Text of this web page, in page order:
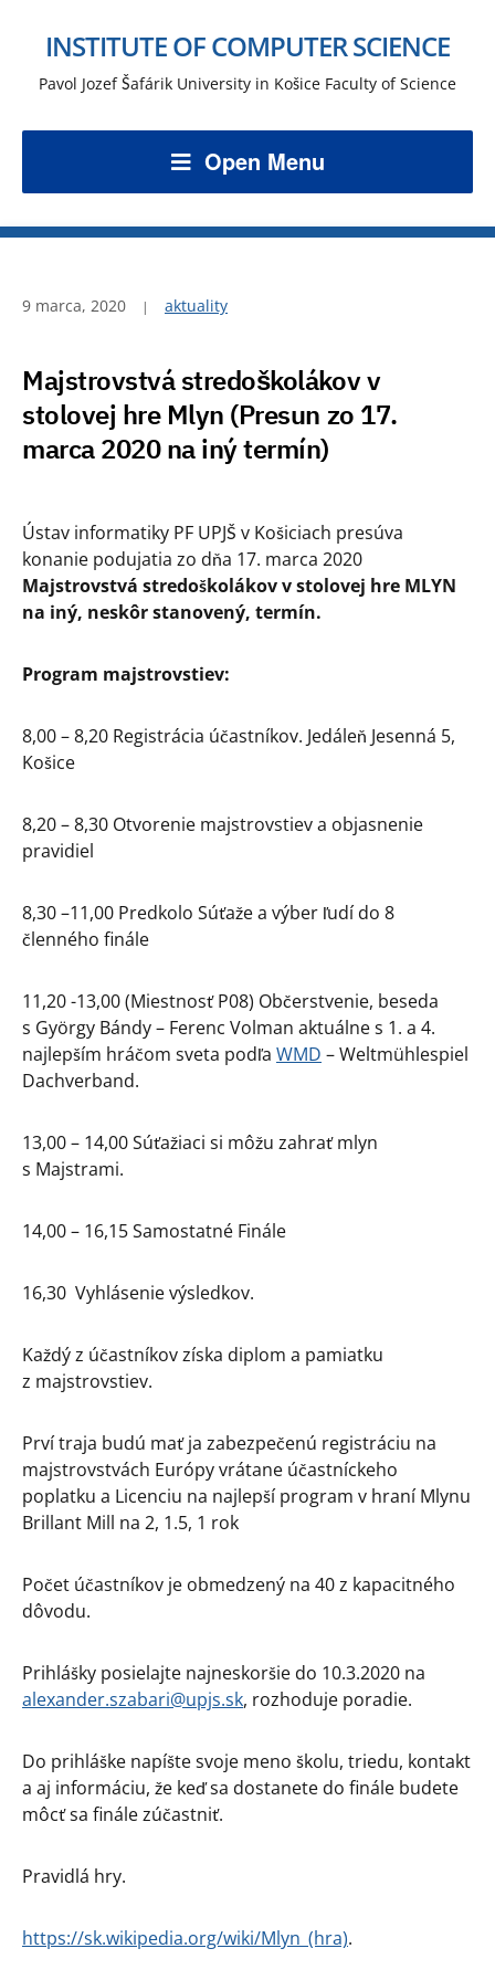
INSTITUTE OF COMPUTER SCIENCE
Pavol Jozef Šafárik University in Košice Faculty of Science
Open Menu
9 marca, 2020 aktuality
Majstrovstvá stredoškolákov v
stolovej hre Mlyn (Presun zo 17.
marca 2020 na iný termín)
Ústav informatiky PF UPJŠ v Košiciach presúva
konanie podujatia zo dňa 17. marca 2020
Majstrovstvá stredoškolákov v stolovej hre MLYN
na iný, neskôr stanovený, termín.
Program majstrovstiev:
8,00 – 8,20 Registrácia účastníkov. Jedáleň Jesenná 5,
Košice
8,20 – 8,30 Otvorenie majstrovstiev a objasnenie
pravidiel
8,30 –11,00 Predkolo Súťaže a výber ľudí do 8
členného finále
11,20 -13,00 (Miestnosť P08) Občerstvenie, beseda
s György Bándy – Ferenc Volman aktuálne s 1. a 4.
najlepším hráčom sveta podľa WMD – Weltmühlespiel
Dachverband.
13,00 – 14,00 Súťažiaci si môžu zahrať mlyn
s Majstrami.
14,00 – 16,15 Samostatné Finále
16,30 Vyhlásenie výsledkov.
Každý z účastníkov získa diplom a pamiatku
z majstrovstiev.
Prví traja budú mať ja zabezpečenú registráciu na
majstrovstvách Európy vrátane účastníckeho
poplatku a Licenciu na najlepší program v hraní Mlynu
Brillant Mill na 2, 1.5, 1 rok
Počet účastníkov je obmedzený na 40 z kapacitného
dôvodu.
Prihlášky posielajte najneskoršie do 10.3.2020 na
alexander.szabari@upjs.sk, rozhoduje poradie.
Do prihláške napíšte svoje meno školu, triedu, kontakt
a aj informáciu, že keď sa dostanete do finále budete
môcť sa finále zúčastniť.
Pravidlá hry.
https://sk.wikipedia.org/wiki/Mlyn_(hra).